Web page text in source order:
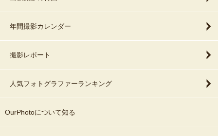
年間撮影カレンダー
撮影レポート
人気フォトグラファーランキング
OurPhotoについて知る